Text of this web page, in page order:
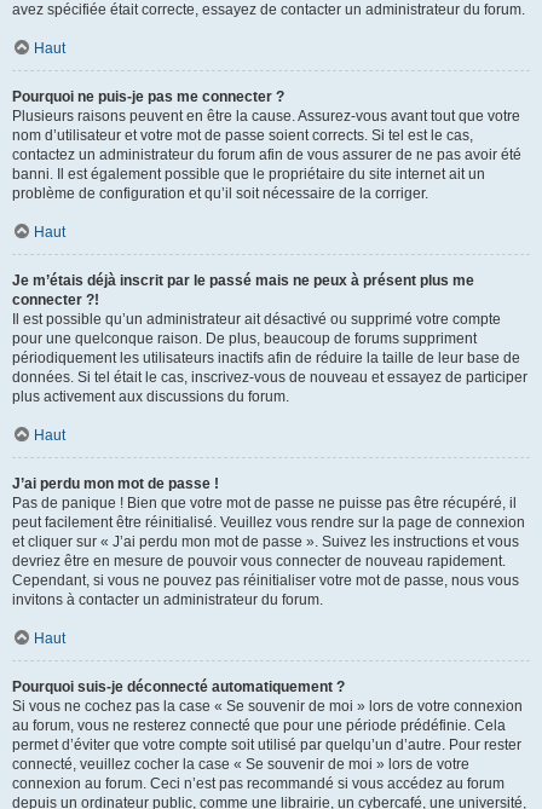
avez spécifiée était correcte, essayez de contacter un administrateur du forum.
Haut
Pourquoi ne puis-je pas me connecter ?
Plusieurs raisons peuvent en être la cause. Assurez-vous avant tout que votre
nom d’utilisateur et votre mot de passe soient corrects. Si tel est le cas,
contactez un administrateur du forum afin de vous assurer de ne pas avoir été
banni. Il est également possible que le propriétaire du site internet ait un
problème de configuration et qu’il soit nécessaire de la corriger.
Haut
Je m’étais déjà inscrit par le passé mais ne peux à présent plus me
connecter ?!
Il est possible qu’un administrateur ait désactivé ou supprimé votre compte
pour une quelconque raison. De plus, beaucoup de forums suppriment
périodiquement les utilisateurs inactifs afin de réduire la taille de leur base de
données. Si tel était le cas, inscrivez-vous de nouveau et essayez de participer
plus activement aux discussions du forum.
Haut
J’ai perdu mon mot de passe !
Pas de panique ! Bien que votre mot de passe ne puisse pas être récupéré, il
peut facilement être réinitialisé. Veuillez vous rendre sur la page de connexion
et cliquer sur « J’ai perdu mon mot de passe ». Suivez les instructions et vous
devriez être en mesure de pouvoir vous connecter de nouveau rapidement.
Cependant, si vous ne pouvez pas réinitialiser votre mot de passe, nous vous
invitons à contacter un administrateur du forum.
Haut
Pourquoi suis-je déconnecté automatiquement ?
Si vous ne cochez pas la case « Se souvenir de moi » lors de votre connexion
au forum, vous ne resterez connecté que pour une période prédéfinie. Cela
permet d’éviter que votre compte soit utilisé par quelqu’un d’autre. Pour rester
connecté, veuillez cocher la case « Se souvenir de moi » lors de votre
connexion au forum. Ceci n’est pas recommandé si vous accédez au forum
depuis un ordinateur public, comme une librairie, un cybercafé, une université,